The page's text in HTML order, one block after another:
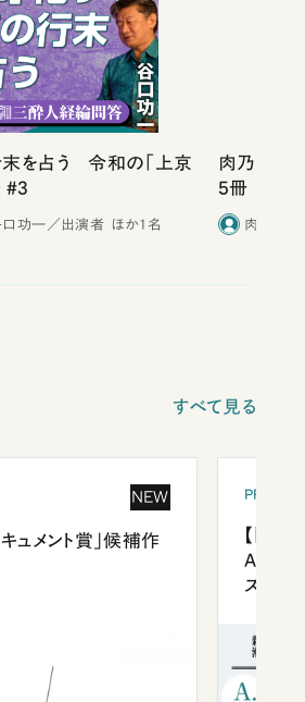
末を占う 令和の「上京
#3
口功一／出演者 ほか1名
肉乃小路
5冊
肉乃小路
すべて見る
NEW
ュメント賞」候補作
【「新
ズプレ